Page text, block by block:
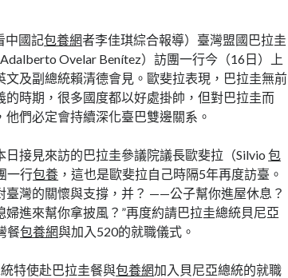
中國記包養網者李佳琪綜合報導）臺灣盟國巴拉圭
Ovelar Benítez）訪團一行今（16日）上
文及副總統賴清德會見。歐斐拉表現，巴拉圭無前
的時期，很多國度都以好處掛帥，但對巴拉圭而
們必定會持續深化臺巴雙邊關系。
日接見來訪的巴拉圭參議院議長歐斐拉（Silvio包
一行包養 ，這也是歐斐拉自己時隔5年再度訪臺。
臺灣的關懷與支撐，并？ ——公子幫你進屋休息？
進來幫你拿披風？”再度約請巴拉圭總統貝尼亞
餐包養網與加入520的就職儀式。
特使赴巴拉圭餐與包養網加入貝尼亞總統的就職